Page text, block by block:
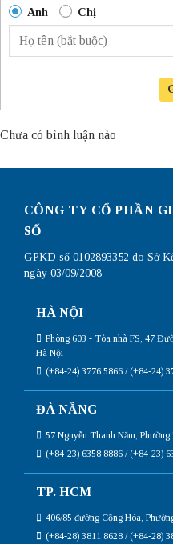
Anh Chị
Chưa có bình luận nào
CÔNG TY CỔ PHẦN
SỐ
GPKD số 0102893352 do Sở
ngày 03/09/2008
HÀ NỘI
Phòng 603 - Tòa nhà FS, 47
Hà Nội
(+84-24) 3776 5866 / (+84-24)
ĐÀ NẴNG
57 Nguyễn Thanh Năm,
(+84-23) 6358 8886 / (+84-23)
TP. HCM
406/85 đường Cộng Hòa,
(+84-28) 3811 8628 / (+84-28)